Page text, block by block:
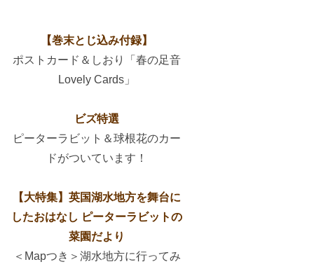
【巻末とじ込み付録】
ポストカード＆しおり「春の足音
Lovely Cards」
ビズ特選
ピーターラビット＆球根花のカー
ドがついています！
【大特集】英国湖水地方を舞台に
したおはなし ピーターラビットの
菜園だより
＜Mapつき＞湖水地方に行ってみ